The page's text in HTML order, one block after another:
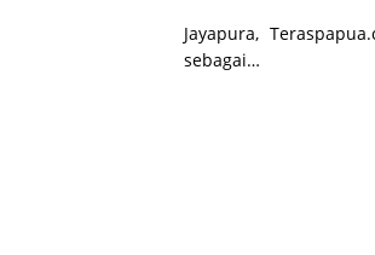
Jayapura,
sebagai…